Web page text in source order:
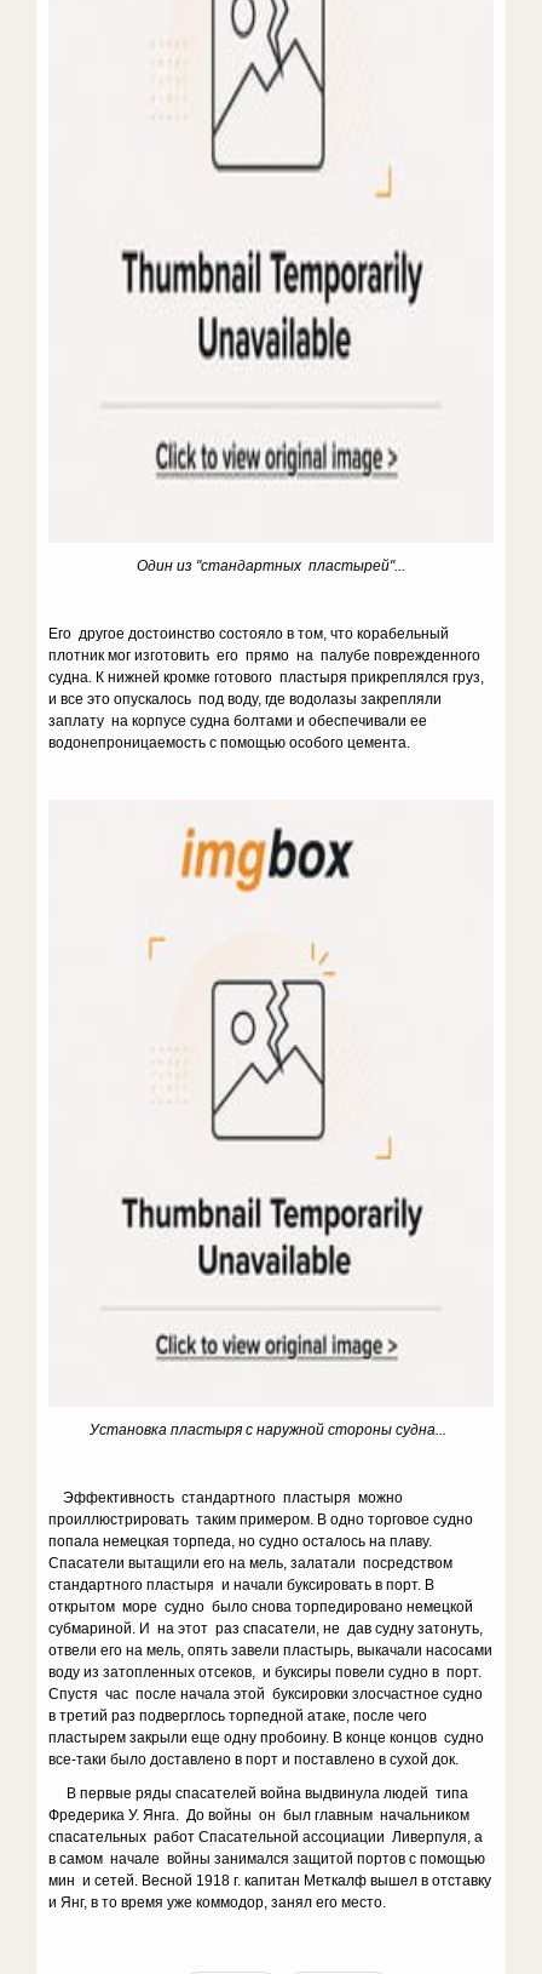
Один из "стандартных пластырей"...
Его другое достоинство состояло в том, что корабельный
плотник мог изготовить его прямо на палубе поврежденного
судна. К нижней кромке готового пластыря прикреплялся груз,
и все это опускалось под воду, где водолазы закрепляли
заплату на корпусе судна болтами и обеспечивали ее
водонепроницаемость с помощью особого цемента.
Установка пластыря с наружной стороны судна...
Эффективность стандартного пластыря можно
проиллюстрировать таким примером. В одно торговое судно
попала немецкая торпеда, но судно осталось на плаву.
Спасатели вытащили его на мель, залатали посредством
стандартного пластыря и начали буксировать в порт. В
открытом море судно было снова торпедировано немецкой
субмариной. И на этот раз спасатели, не дав судну затонуть,
отвели его на мель, опять завели пластырь, выкачали насосами
воду из затопленных отсеков, и буксиры повели судно в порт.
Спустя час после начала этой буксировки злосчастное судно
в третий раз подверглось торпедной атаке, после чего
пластырем закрыли еще одну пробоину. В конце концов судно
все-таки было доставлено в порт и поставлено в сухой док.
В первые ряды спасателей война выдвинула людей типа
Фредерика У. Янга. До войны он был главным начальником
спасательных работ Спасательной ассоциации Ливерпуля, а
в самом начале войны занимался защитой портов с помощью
мин и сетей. Весной 1918 г. капитан Меткалф вышел в отставку
и Янг, в то время уже коммодор, занял его место.